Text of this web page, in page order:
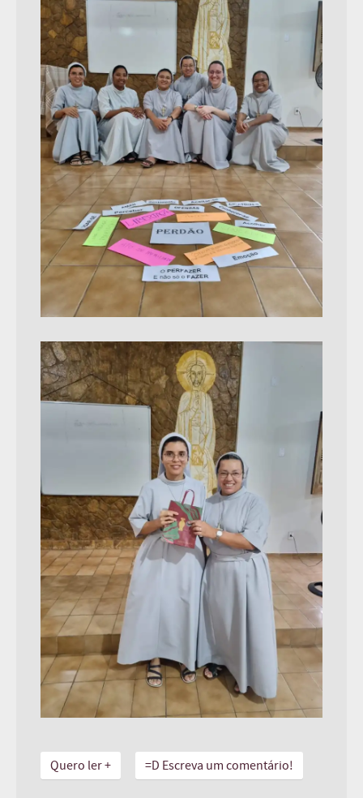
Quero ler + =D Escreva um comentário!